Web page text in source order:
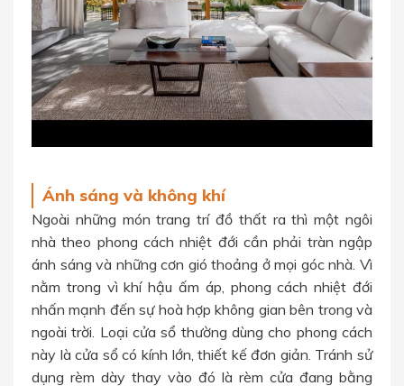
Ánh sáng và không khí
Ngoài những món trang trí đồ thất ra thì một ngôi
nhà theo phong cách nhiệt đới cần phải tràn ngập
ánh sáng và những cơn gió thoảng ở mọi góc nhà. Vì
nằm trong vì khí hậu ấm áp, phong cách nhiệt đới
nhấn mạnh đến sự hoà hợp không gian bên trong và
ngoài trời. Loại cửa sổ thường dùng cho phong cách
này là cửa sổ có kính lớn, thiết kế đơn giản. Tránh sử
dụng rèm dày thay vào đó là rèm cửa đang bằng